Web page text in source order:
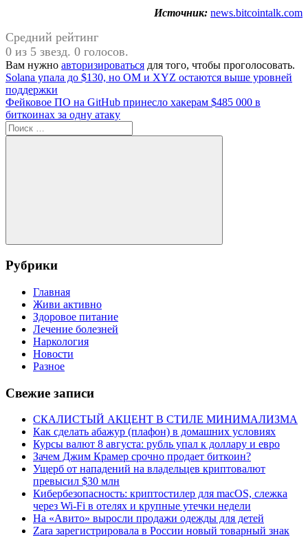
Источник: news.bitcointalk.com
Средний рейтинг
0 из 5 звезд. 0 голосов.
Вам нужно авторизироваться для того, чтобы проголосовать.
Навигация
по
записям
Предыдущая
запись:
Solana упала до $130, но OM и XYZ остаются выше уровней
поддержки
Следующая
запись:
Фейковое ПО на GitHub принесло хакерам $485 000 в
биткоинах за одну атаку
Поиск
для:
Поиск
Рубрики
Главная
Живи активно
Здоровое питание
Лечение болезней
Наркология
Новости
Разное
Свежие записи
СКАЛИСТЫЙ АКЦЕНТ В СТИЛЕ МИНИМАЛИЗМА
Как сделать абажур (плафон) в домашних условиях
Курсы валют 8 августа: рубль упал к доллару и евро
Зачем Джим Крамер срочно продает биткоин?
Ущерб от нападений на владельцев криптовалют
превысил $30 млн
Кибербезопасность: криптостилер для macOS, слежка
через Wi-Fi в отелях и крупные утечки недели
На «Авито» выросли продажи одежды для детей
Zara зарегистрировала в России новый товарный знак